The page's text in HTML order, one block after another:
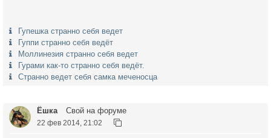
Гупешка странно себя ведет
Гуппи странно себя ведёт
Моллинезия странно себя ведет
Гурами как-то странно себя ведёт.
Странно ведет себя самка меченосца
Ёшка Свой на форуме
22 фев 2014, 21:02